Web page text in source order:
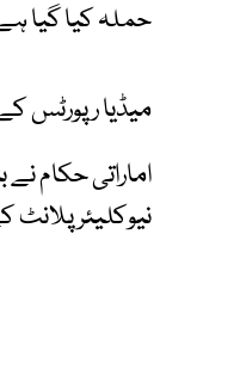
حملہ کیا گیا
میڈیا رپورٹس
اماراتی حکام نے
نیوکلیئر